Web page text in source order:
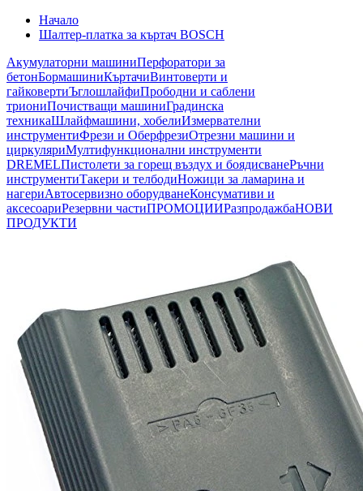
Начало
Шалтер-платка за къртач BOSCH
Акумулаторни машиниПерфоратори за
бетонБормашиниКъртачиВинтоверти и
гайковертиЪглошлайфиПрободни и саблени
триониПочистващи машиниГрадинска
техникаШлайфмашини, хобелиИзмервателни
инструментиФрези и ОберфрезиОтрезни машини и
циркуляриМултифункционални инструменти
DREMELПистолети за горещ въздух и боядисванеРъчни
инструментиТакери и телбодиНожици за ламарина и
нагериАвтосервизно оборудванеКонсумативи и
аксесоариРезервни частиПРОМОЦИИРазпродажбаНОВИ
ПРОДУКТИ